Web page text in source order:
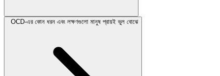
OCD-এর কোন ধরন এবং লক্ষণগুলো মানুষ প্রায়ই ভুল বোঝে